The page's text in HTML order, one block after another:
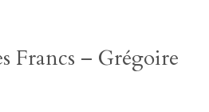
Francs – Grégoire